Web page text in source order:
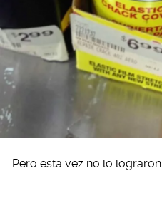
Pero esta vez no lo lograron.